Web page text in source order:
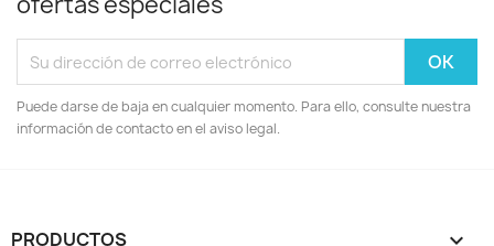
Puede darse de baja en cualquier momento. Para ello, consulte nuestra
información de contacto en el aviso legal.
PRODUCTOS 